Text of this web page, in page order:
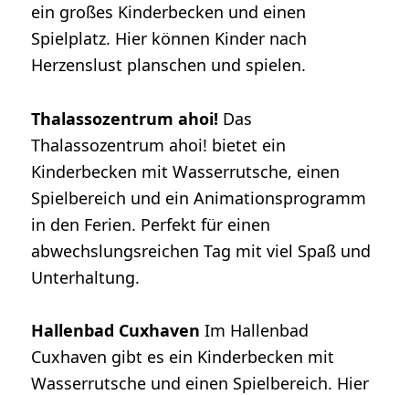
ein großes Kinderbecken und einen
Spielplatz. Hier können Kinder nach
Herzenslust planschen und spielen.
Thalassozentrum ahoi! Das
Thalassozentrum ahoi! bietet ein
Kinderbecken mit Wasserrutsche, einen
Spielbereich und ein Animationsprogramm
in den Ferien. Perfekt für einen
abwechslungsreichen Tag mit viel Spaß und
Unterhaltung.
Hallenbad Cuxhaven Im Hallenbad
Cuxhaven gibt es ein Kinderbecken mit
Wasserrutsche und einen Spielbereich. Hier